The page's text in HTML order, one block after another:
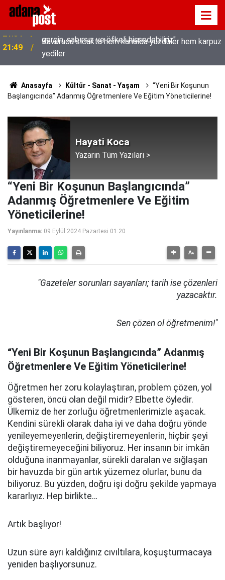
21:49
Kavurucu sıcakta hem kanalda yüzdüler hem karpuz
yediler
Anasayfa Kültür - Sanat - Yaşam
“Yeni Bir Koşunun
Başlangıcında” Adanmış Öğretmenlere Ve Eğitim Yöneticilerine!
Hayati Koca
Yazarın Tüm Yazıları >
“Yeni Bir Koşunun Başlangıcında”
Adanmış Öğretmenlere Ve Eğitim
Yöneticilerine!
Yayınlanma: 09 Eylül 2024 Pazartesi 01:20
"Gazeteler sorunları sayanları; tarih ise çözenleri
yazacaktır.
Sen çözen ol öğretmenim!"
“Yeni Bir Koşunun Başlangıcında” Adanmış
Öğretmenlere Ve Eğitim Yöneticilerine!
Öğretmen her zoru kolaylaştıran, problem çözen, yol
gösteren, öncü olan değil midir? Elbette öyledir.
Ülkemiz de her zorluğu öğretmenlerimizle aşacak.
Kendini sürekli olarak daha iyi ve daha doğru yönde
yenileyemeyenlerin, değiştiremeyenlerin, hiçbir şeyi
değiştiremeyeceğini biliyoruz. Her insanın bir imkân
olduğuna inanmayanlar, sürekli daralan ve sığlaşan
bir havuzda bir gün artık yüzemez olurlar, bunu da
biliyoruz. Bu yüzden, doğru işi doğru şekilde yapmaya
kararlıyız. Hep birlikte…
Artık başlıyor!
Uzun süre ayrı kaldığınız cıvıltılara, koşuşturmacaya
yeniden başlıyorsunuz.